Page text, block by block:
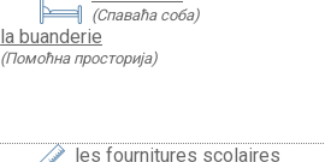
(Спаваћа соба)
la buanderie
(Помоћна просторија)
les fournitures scolaires